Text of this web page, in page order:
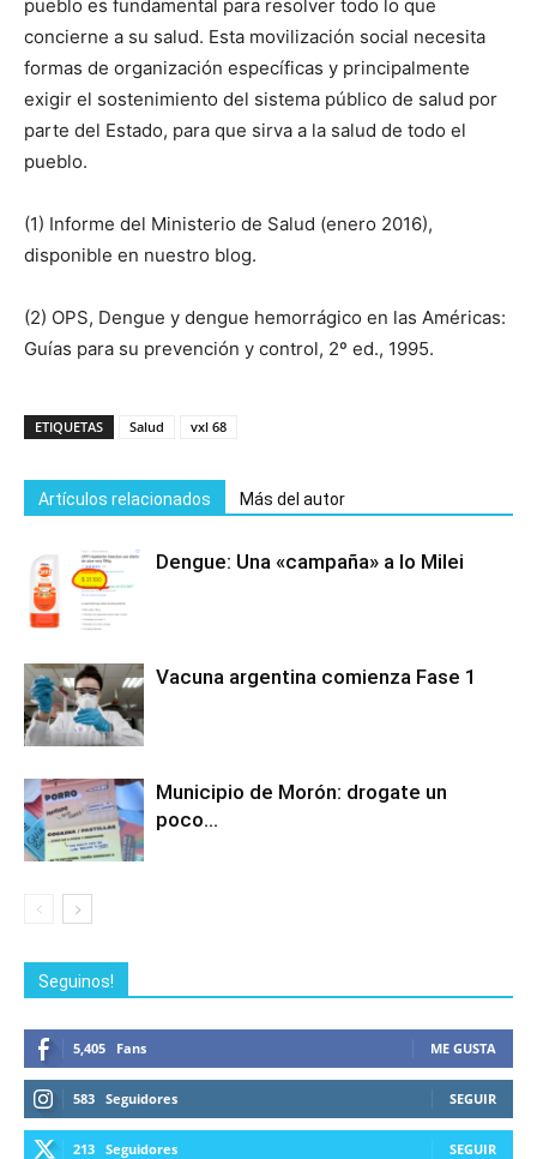
pueblo es fundamental para resolver todo lo que
concierne a su salud. Esta movilización social necesita
formas de organización específicas y principalmente
exigir el sostenimiento del sistema público de salud por
parte del Estado, para que sirva a la salud de todo el
pueblo.
(1) Informe del Ministerio de Salud (enero 2016),
disponible en nuestro blog.
(2) OPS, Dengue y dengue hemorrágico en las Américas:
Guías para su prevención y control, 2º ed., 1995.
ETIQUETAS Salud vxl 68
Artículos relacionados Más del autor
Dengue: Una «campaña» a lo Milei
Vacuna argentina comienza Fase 1
Municipio de Morón: drogate un
poco…
Seguinos!
5,405 Fans ME GUSTA
583 Seguidores SEGUIR
213 Seguidores SEGUIR